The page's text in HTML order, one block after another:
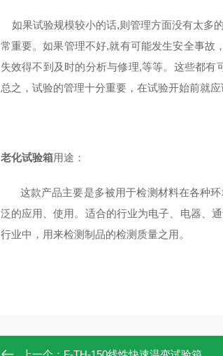
如果试验规模较小的话,则管理方面没有太多
常重要。如果管理不好,就有可能发生安全事故
失效得不到及时的分析与修理,等等。这些都有
总之，试验的管理十分重要，在试验开始前就应
老化试验箱用途：
这款产品主要是多被用于检测材料在各种
泛的应用、使用。适合的行业为电子、电器、
行业中，用来检测制品的检测质量之用。